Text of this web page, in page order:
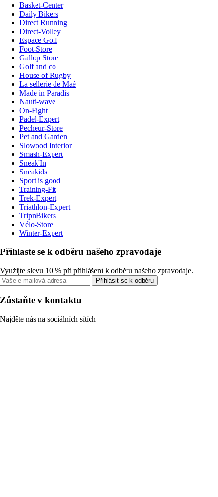
Basket-Center
Daily Bikers
Direct Running
Direct-Volley
Espace Golf
Foot-Store
Gallop Store
Golf and co
House of Rugby
La sellerie de Maé
Made in Paradis
Nauti-wave
On-Fight
Padel-Expert
Pecheur-Store
Pet and Garden
Slowood Interior
Smash-Expert
Sneak'In
Sneakids
Sport is good
Training-Fit
Trek-Expert
Triathlon-Expert
TripnBikers
Vélo-Store
Winter-Expert
Přihlaste se k odběru našeho zpravodaje
Využijte slevu 10 % při přihlášení k odběru našeho zpravodaje.
Přihlásit se k odběru
Zůstaňte v kontaktu
Najděte nás na sociálních sítích